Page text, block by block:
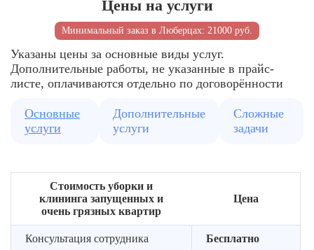
перечень
и
удобное
время
уборки
Формируем
команду
клинеров
Подбираем
средства
и
оборудование
всем
поверхностям
зоны
Цены на услуги
Минимальный заказ в Люберцах: 21000 руб.
Указаны цены за основные виды услуг.
Дополнительные работы, не указанные в прайс-
листе, оплачиваются отдельно по договорённости
Основные
услуги
Дополнительные
услуги
Сложные
задачи
Стоимость уборки и
клининга запущенных и
очень грязных квартир
Цена
Консультация сотрудника Бесплатно